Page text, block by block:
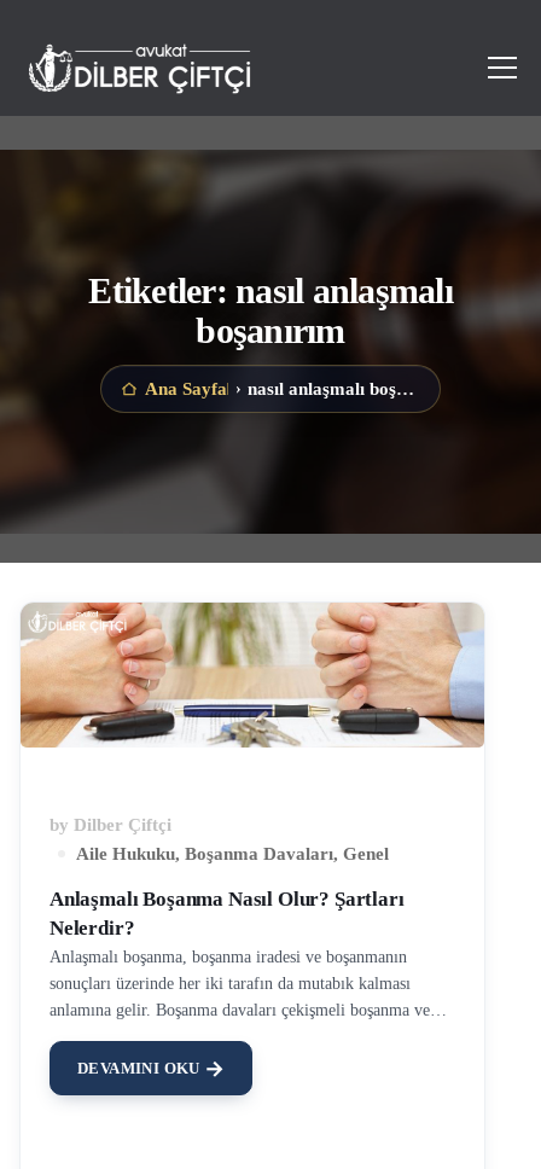
Etiketler: nasıl anlaşmalı
boşanırım
Ana Sayfa › nasıl anlaşmalı boşanırım
by Dilber Çiftçi
Aile Hukuku, Boşanma Davaları, Genel
Anlaşmalı Boşanma Nasıl Olur? Şartları
Nelerdir?
Anlaşmalı boşanma, boşanma iradesi ve boşanmanın
sonuçları üzerinde her iki tarafın da mutabık kalması
anlamına gelir. Boşanma davaları çekişmeli boşanma ve
DEVAMINI OKU